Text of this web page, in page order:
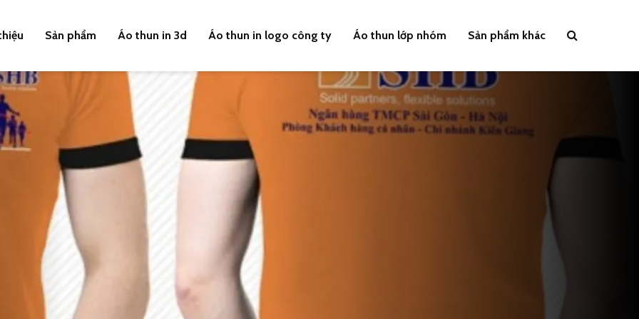
Sản phẩm Áo thun in 3d Áo thun in logo công ty Áo thun lớp nhóm Sản phẩm khác